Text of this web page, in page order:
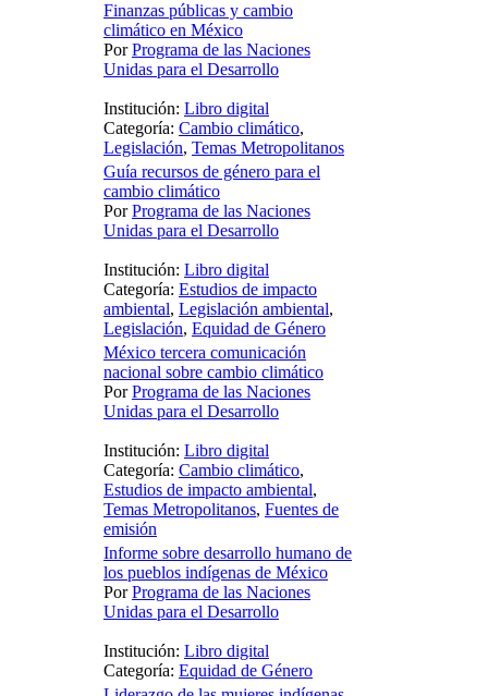
Finanzas públicas y cambio
climático en México
PorPrograma de las Naciones
Unidas para el Desarrollo
Institución: Libro digital
Categoría: Cambio climático,
Legislación, Temas Metropolitanos
Guía recursos de género para el
cambio climático
PorPrograma de las Naciones
Unidas para el Desarrollo
Institución: Libro digital
Categoría: Estudios de impacto
ambiental, Legislación ambiental,
Legislación, Equidad de Género
México tercera comunicación
nacional sobre cambio climático
PorPrograma de las Naciones
Unidas para el Desarrollo
Institución: Libro digital
Categoría: Cambio climático,
Estudios de impacto ambiental,
Temas Metropolitanos, Fuentes de
emisión
Informe sobre desarrollo humano de
los pueblos indígenas de México
PorPrograma de las Naciones
Unidas para el Desarrollo
Institución: Libro digital
Categoría: Equidad de Género